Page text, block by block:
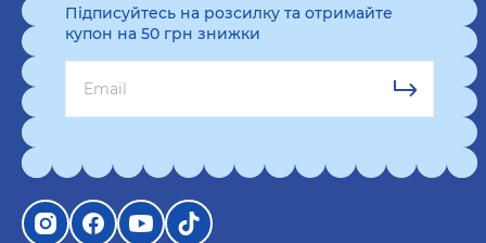
Підписуйтесь на розсилку та отримайте
купон на 50 грн знижки